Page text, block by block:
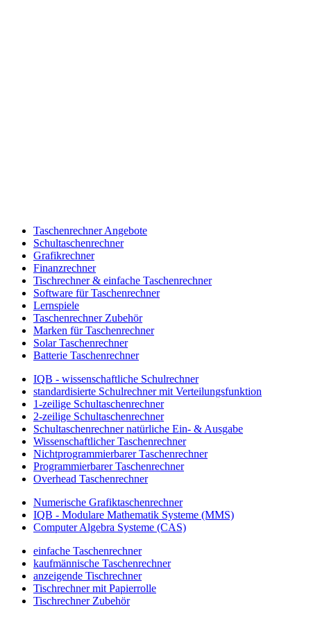
Taschenrechner Angebote
Schultaschenrechner
Grafikrechner
Finanzrechner
Tischrechner & einfache Taschenrechner
Software für Taschenrechner
Lernspiele
Taschenrechner Zubehör
Marken für Taschenrechner
Solar Taschenrechner
Batterie Taschenrechner
IQB - wissenschaftliche Schulrechner
standardisierte Schulrechner mit Verteilungsfunktion
1-zeilige Schultaschenrechner
2-zeilige Schultaschenrechner
Schultaschenrechner natürliche Ein- & Ausgabe
Wissenschaftlicher Taschenrechner
Nichtprogrammierbarer Taschenrechner
Programmierbarer Taschenrechner
Overhead Taschenrechner
Numerische Grafiktaschenrechner
IQB - Modulare Mathematik Systeme (MMS)
Computer Algebra Systeme (CAS)
einfache Taschenrechner
kaufmännische Taschenrechner
anzeigende Tischrechner
Tischrechner mit Papierrolle
Tischrechner Zubehör